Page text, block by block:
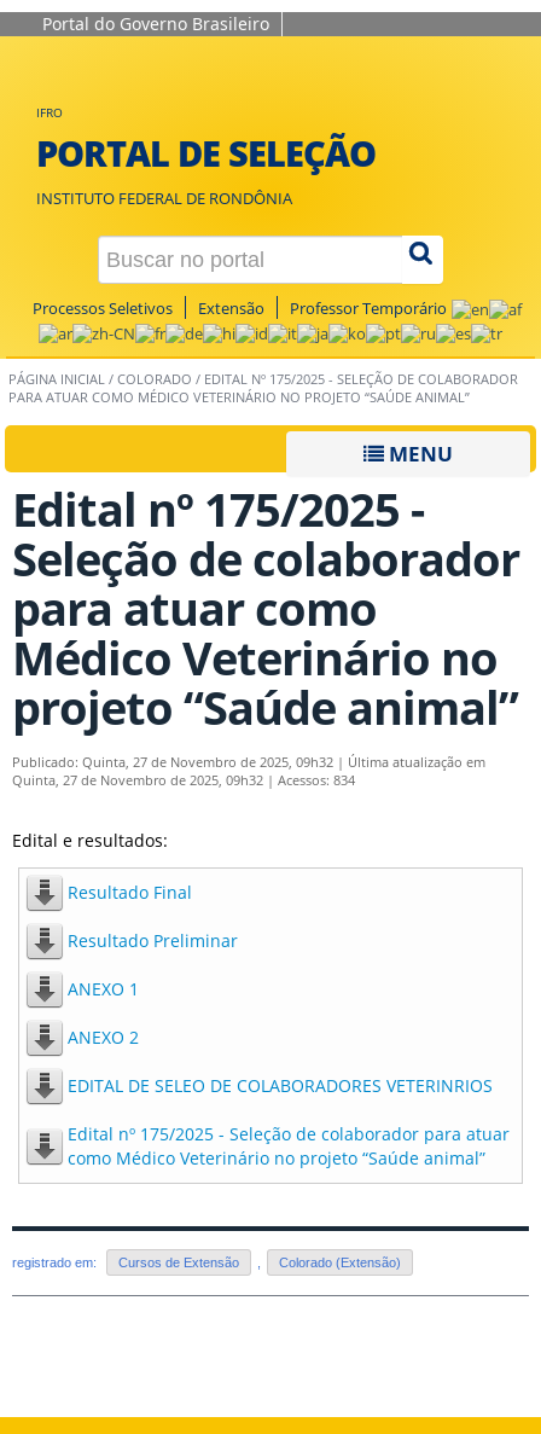
Portal do Governo Brasileiro
IFRO
PORTAL DE SELEÇÃO
INSTITUTO FEDERAL DE RONDÔNIA
Processos Seletivos Extensão Professor Temporário
PÁGINA INICIAL / COLORADO / EDITAL Nº 175/2025 - SELEÇÃO DE COLABORADOR
PARA ATUAR COMO MÉDICO VETERINÁRIO NO PROJETO “SAÚDE ANIMAL”
MENU
Edital nº 175/2025 -
Seleção de colaborador
para atuar como
Médico Veterinário no
projeto “Saúde animal”
Publicado: Quinta, 27 de Novembro de 2025, 09h32 | Última atualização em
Quinta, 27 de Novembro de 2025, 09h32 | Acessos: 834
Edital e resultados:
Resultado Final
Resultado Preliminar
ANEXO 1
ANEXO 2
EDITAL DE SELEO DE COLABORADORES VETERINRIOS
Edital nº 175/2025 - Seleção de colaborador para atuar
como Médico Veterinário no projeto “Saúde animal”
registrado em: Cursos de Extensão , Colorado (Extensão)